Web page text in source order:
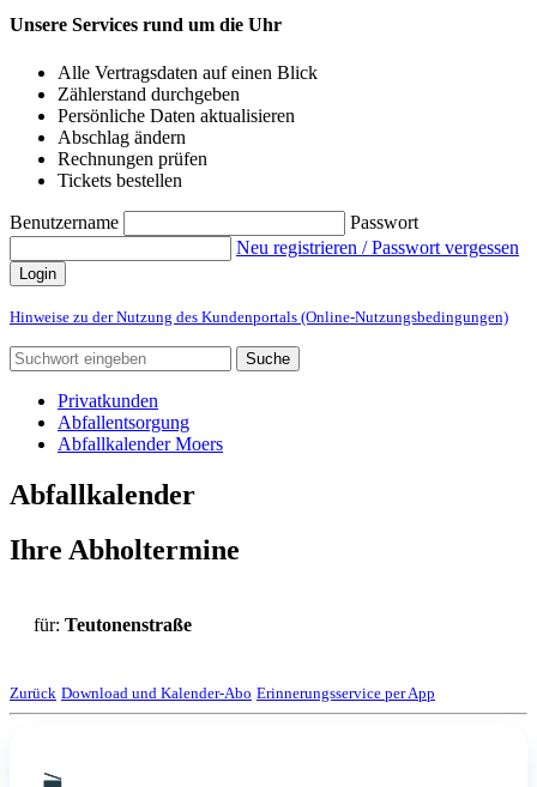
Unsere Services rund um die Uhr
Alle Vertragsdaten auf einen Blick
Zählerstand durchgeben
Persönliche Daten aktualisieren
Abschlag ändern
Rechnungen prüfen
Tickets bestellen
Benutzername
Passwort
Neu registrieren / Passwort vergessen
Login
Hinweise zu der Nutzung des Kundenportals (Online-Nutzungsbedingungen)
Suche
Privatkunden
Abfallentsorgung
Abfallkalender Moers
Abfallkalender
Ihre Abholtermine
für: Teutonenstraße
Zurück Download und Kalender-Abo Erinnerungsservice per App